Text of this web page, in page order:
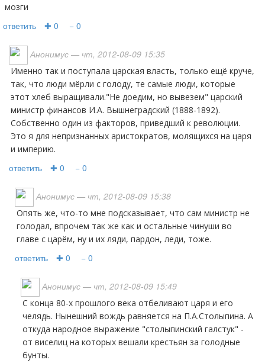
мозги
ответить ✚ 0 − 0
Анонимус — чт, 2012-08-09 15:35
Именно так и поступала царская власть, только ещё круче,
так, что люди мёрли с голоду, те самые люди, которые
этот хлеб выращивали."Не доедим, но вывезем" царский
министр финансов И.А. Вышнеградский (1888-1892).
Собственно один из факторов, приведший к революции.
Это я для непризнанных аристократов, молящихся на царя
и империю.
ответить ✚ 0 − 0
Анонимус — чт, 2012-08-09 15:38
Опять же, что-то мне подсказывает, что сам министр не
голодал, впрочем так же как и остальные чинуши во
главе с царём, ну и их ляди, пардон, леди, тоже.
ответить ✚ 0 − 0
Анонимус — чт, 2012-08-09 15:49
С конца 80-х прошлого века отбеливают царя и его
челядь. Нынешний вождь равняется на П.А.Столыпина. А
откуда народное выражение "столыпинский галстук" -
от виселиц на которых вешали крестьян за голодные
бунты.